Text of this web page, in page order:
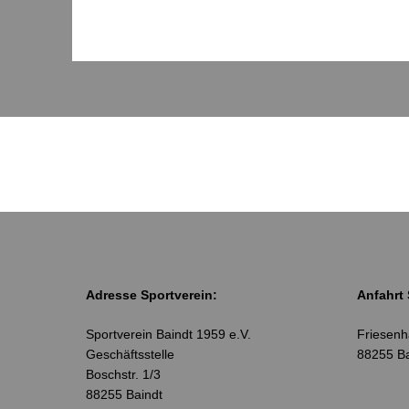
Adresse Sportverein:
Sportverein Baindt 1959 e.V.
Geschäftsstelle
Boschstr. 1/3
88255 Baindt
Anfahrt
88255